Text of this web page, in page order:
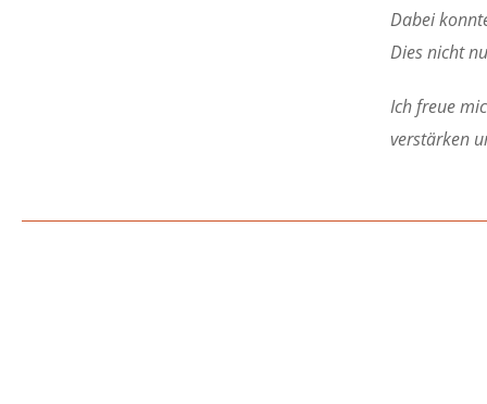
Dabei
Dies nicht
Ich freue
verstärken